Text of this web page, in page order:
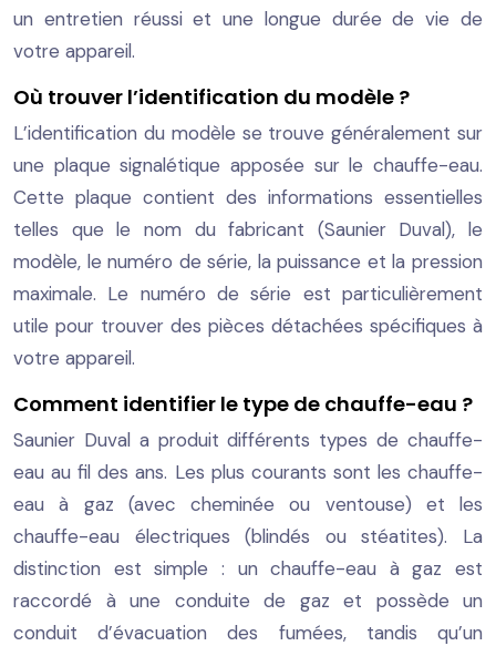
un entretien réussi et une longue durée de vie de
votre appareil.
Où trouver l’identification du modèle ?
L’identification du modèle se trouve généralement sur
une plaque signalétique apposée sur le chauffe-eau.
Cette plaque contient des informations essentielles
telles que le nom du fabricant (Saunier Duval), le
modèle, le numéro de série, la puissance et la pression
maximale. Le numéro de série est particulièrement
utile pour trouver des pièces détachées spécifiques à
votre appareil.
Comment identifier le type de chauffe-eau ?
Saunier Duval a produit différents types de chauffe-
eau au fil des ans. Les plus courants sont les chauffe-
eau à gaz (avec cheminée ou ventouse) et les
chauffe-eau électriques (blindés ou stéatites). La
distinction est simple : un chauffe-eau à gaz est
raccordé à une conduite de gaz et possède un
conduit d’évacuation des fumées, tandis qu’un